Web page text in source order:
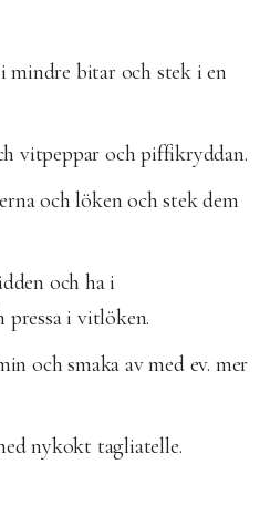
mindre bitar och stek i en
vitpeppar och piffikryddan.
och löken och stek dem
och ha i
pressa i vitlöken.
och smaka av med ev. mer
nykokt tagliatelle.